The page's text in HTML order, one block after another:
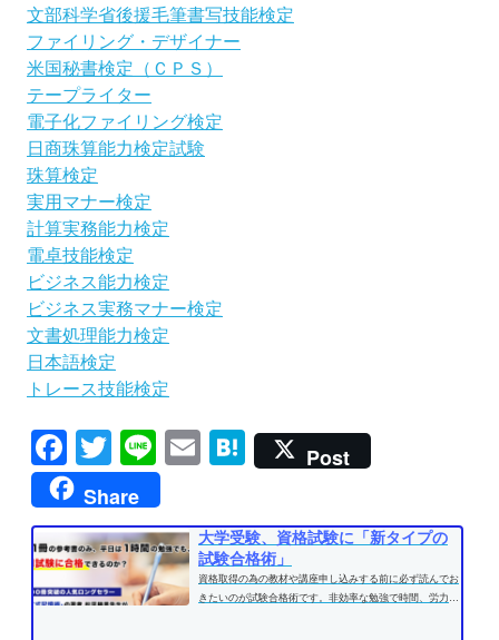
文部科学省後援毛筆書写技能検定
ファイリング・デザイナー
米国秘書検定（ＣＰＳ）
テープライター
電子化ファイリング検定
日商珠算能力検定試験
珠算検定
実用マナー検定
計算実務能力検定
電卓技能検定
ビジネス能力検定
ビジネス実務マナー検定
文書処理能力検定
日本語検定
トレース技能検定
Facebook
TwitterLineEmailHatena
Post
Share
大学受験、資格試験に「新タイプの
試験合格術」
資格取得の為の教材や講座申し込みする前に必ず読んでお
きたいのが試験合格術です。非効率な勉強で時間、労力を